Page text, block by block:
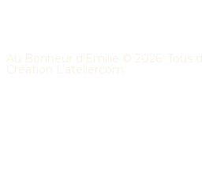
Au Bonheur d’Emilie © 2026 . Tous
Création L’ateliercom